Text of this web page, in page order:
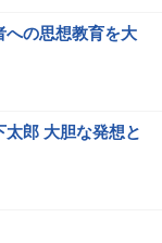
の思想教育を大
郎 大胆な発想と